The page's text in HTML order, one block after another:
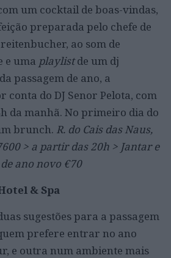
um cocktail de boas-vindas,
preparada pelo chefe de
ao som de
e uma playlistde um dj
passagem de ano, a
do DJ Senor Pelota, com
da manhã. No primeiro dia do
brunch. R. do Cais das Naus,
> a partir das 20h > Jantar e
ano novo €70
& Spa
sugestões para a passagem
prefere entrar no ano
e outra num ambiente mais